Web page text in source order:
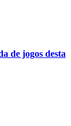
de jogos desta